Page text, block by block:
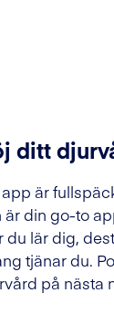
ditt
app är
är din go-to
du lär dig,
tjänar du.
på nästa